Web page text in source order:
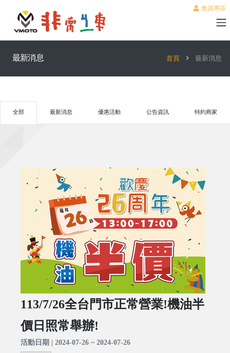
會員專區
最新消息 首頁 最新消息
全部 最新消息 優惠活動 公告資訊 特約商家
113/7/26全台門市正常營業!機油半
價日照常舉辦!
活動日期 | 2024-07-26 ~ 2024-07-26